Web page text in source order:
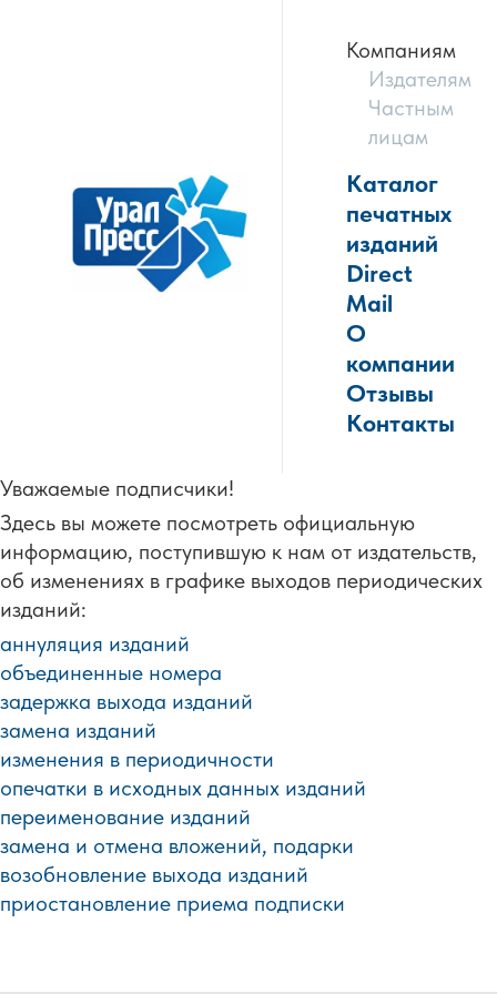
Компаниям
Издателям
Частным
лицам
Каталог
печатных
изданий
Direct
Mail
О
компании
Отзывы
Контакты
Уважаемые подписчики!
Здесь вы можете посмотреть официальную
информацию, поступившую к нам от издательств,
об изменениях в графике выходов периодических
изданий:
аннуляция изданий
объединенные номера
задержка выхода изданий
замена изданий
изменения в периодичности
опечатки в исходных данных изданий
переименование изданий
замена и отмена вложений, подарки
возобновление выхода изданий
приостановление приема подписки